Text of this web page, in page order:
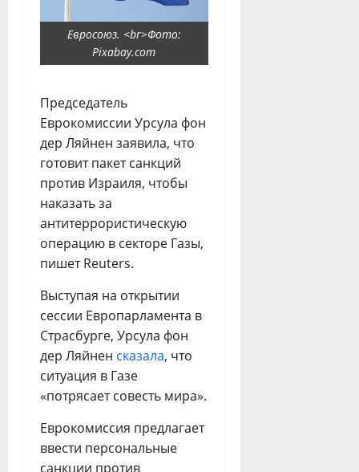
Евросоюз. <br>Фото:
Pixabay.com
Председатель
Еврокомиссии Урсула фон
дер Ляйнен заявила, что
готовит пакет санкций
против Израиля, чтобы
наказать за
антитеррористическую
операцию в секторе Газы,
пишет Reuters.
Выступая на открытии
сессии Европарламента в
Страсбурге, Урсула фон
дер Ляйнен сказала, что
ситуация в Газе
«потрясает совесть мира».
Еврокомиссия предлагает
ввести персональные
санкции против